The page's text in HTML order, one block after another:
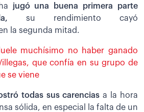
jugó una buena primera parte
su rendimiento cayó
la segunda mitad.
muchísimo no haber ganado
que confía en su grupo de
se viene
todas sus carencias a la hora
sólida, en especial la falta de un